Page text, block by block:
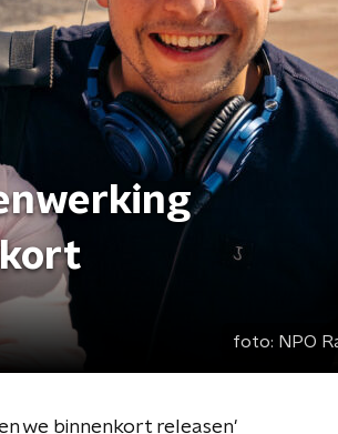
foto: NPO
we binnenkort releasen'